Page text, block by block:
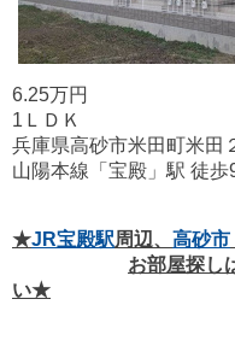
6.25万円
1ＬＤＫ
兵庫県高砂市米田町米田
山陽本線「宝殿」駅 徒歩
★JR宝殿駅周辺、 高砂市
お部屋探し
い★